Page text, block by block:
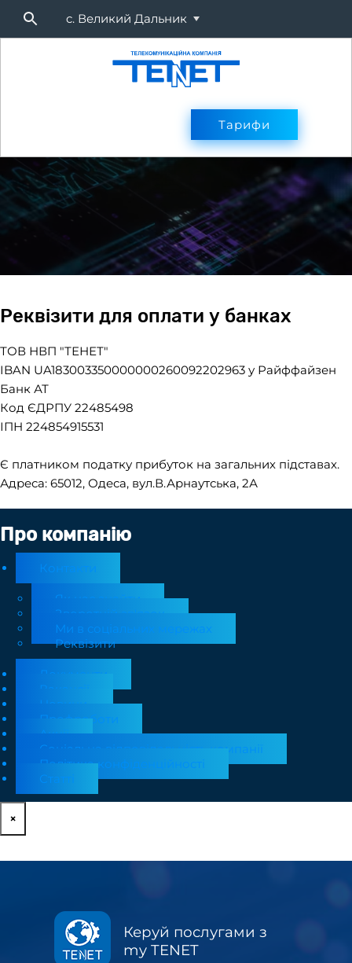
c. Великий Дальник
Оплата
Тарифи
Реквізити для оплати у банках
ТОВ НВП "ТЕНЕТ"
IBAN UA183003350000000260092202963 у Райффайзен
Банк АТ
Код ЄДРПУ 22485498
ІПН 224854915531
Є платником податку прибуток на загальних підставах.
Адреса: 65012, Одеса, вул.В.Арнаутська, 2А
Про компанію
Контакти
Як нас знайти
Зворотній зв'язок
Ми в соціальних мережах
Реквізити
Документи
Вакансії
Новини
Профроботи
Акції
Соціальна відповідальність компанії
Політика конфіденційності
Статті
×
Керуй послугами з
my TENET